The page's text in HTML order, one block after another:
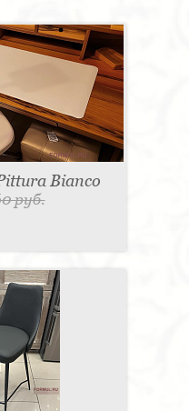
Bianco
руб.